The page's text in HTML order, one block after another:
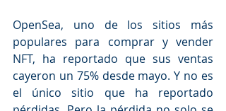
OpenSea, uno de los sitios más
populares para comprar y vender
NFT, ha reportado que sus ventas
cayeron un 75% desde mayo. Y no es
el único sitio que ha reportado